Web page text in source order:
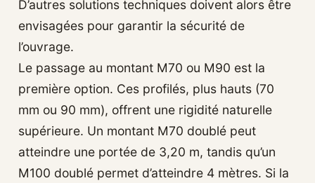
D’autres solutions techniques doivent alors être
envisagées pour garantir la sécurité de
l’ouvrage.
Le passage au montant M70 ou M90 est la
première option. Ces profilés, plus hauts (70
mm ou 90 mm), offrent une rigidité naturelle
supérieure. Un montant M70 doublé peut
atteindre une portée de 3,20 m, tandis qu’un
M100 doublé permet d’atteindre 4 mètres. Si la